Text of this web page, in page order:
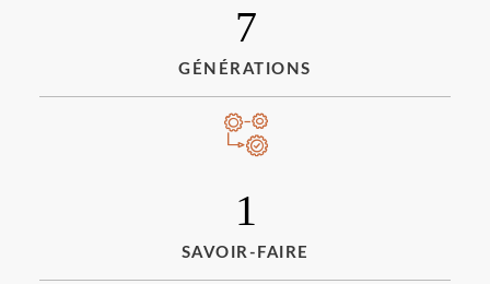
7
GÉNÉRATIONS
1
SAVOIR-FAIRE